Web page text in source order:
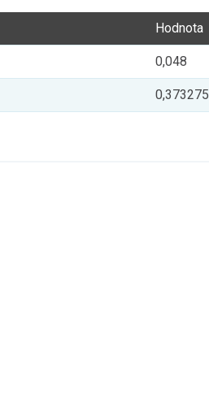
Hodnota
0,048
0,373275